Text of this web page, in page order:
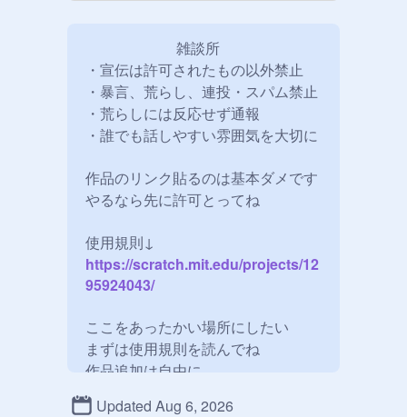
雑談所
・宣伝は許可されたもの以外禁止
・暴言、荒らし、連投・スパム禁止
・荒らしには反応せず通報
・誰でも話しやすい雰囲気を大切に
作品のリンク貼るのは基本ダメです
やるなら先に許可とってね
使用規則↓
https://scratch.mit.edu/projects/12
95924043/
ここをあったかい場所にしたい
まずは使用規則を読んでね
作品追加は自由に
Updated Aug 6, 2026